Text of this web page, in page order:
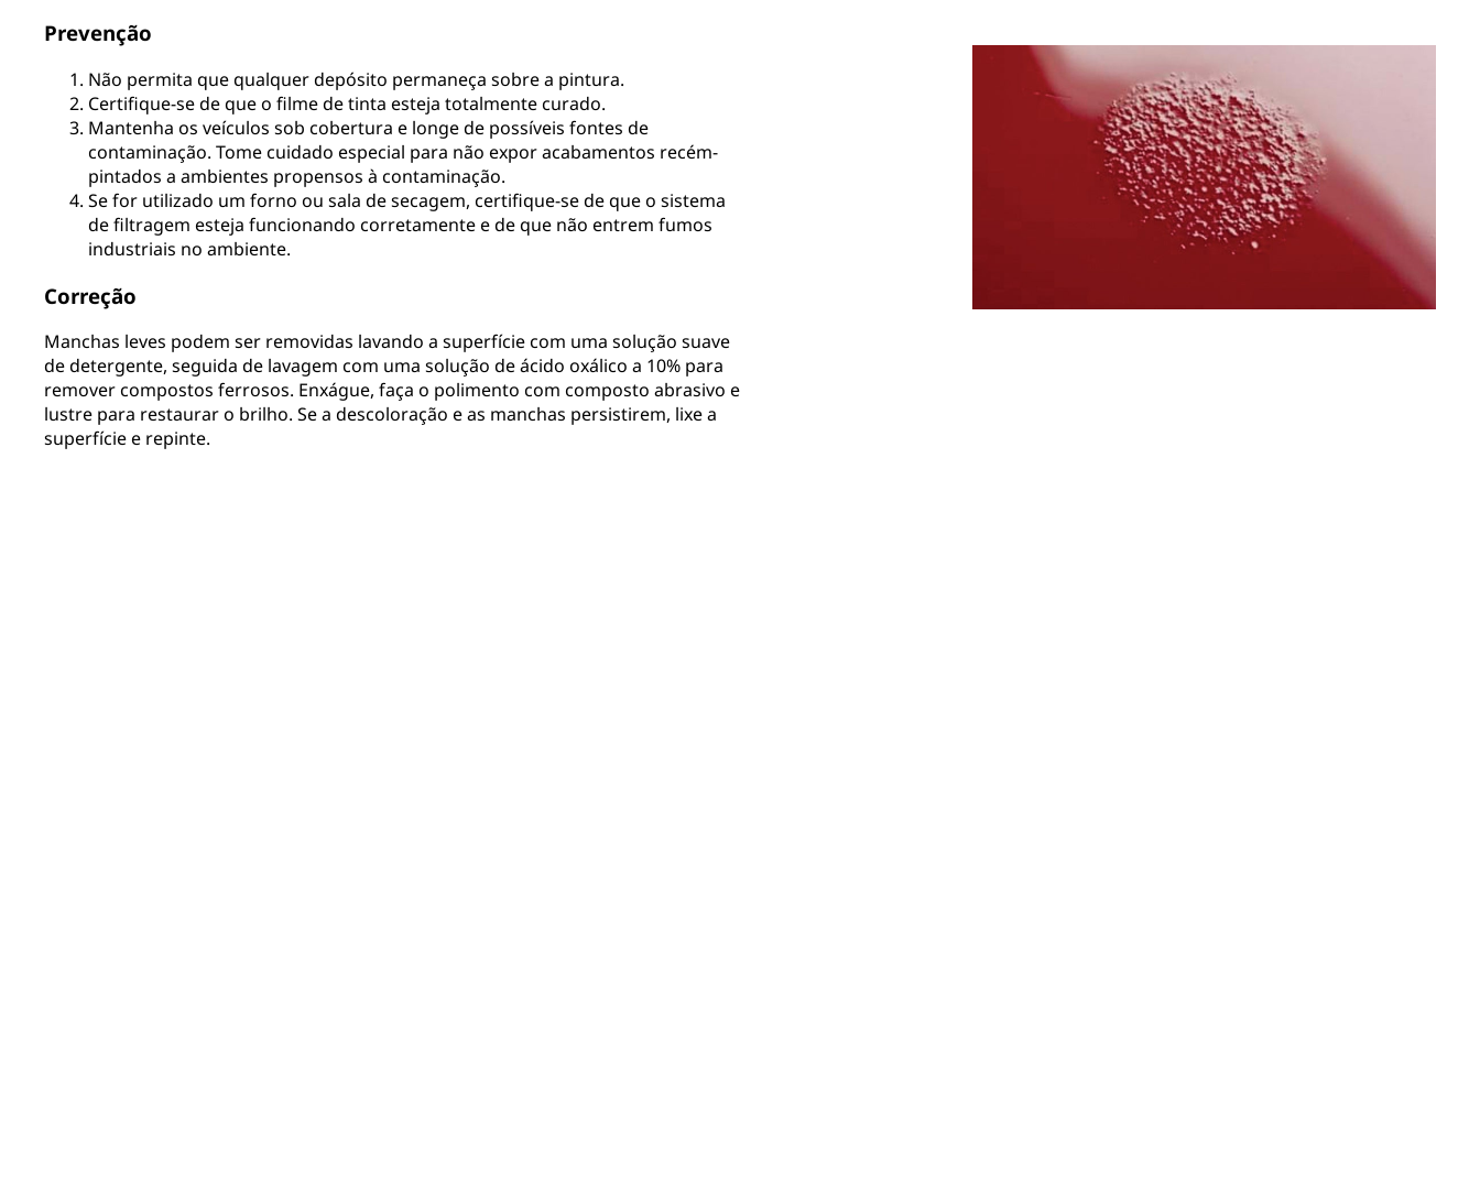
Prevenção
Não permita que qualquer depósito permaneça sobre a pintura.
Certifique-se de que o filme de tinta esteja totalmente curado.
Mantenha os veículos sob cobertura e longe de possíveis fontes de
contaminação. Tome cuidado especial para não expor acabamentos recém-
pintados a ambientes propensos à contaminação.
Se for utilizado um forno ou sala de secagem, certifique-se de que o sistema
de filtragem esteja funcionando corretamente e de que não entrem fumos
industriais no ambiente.
Correção
Manchas leves podem ser removidas lavando a superfície com uma solução suave
de detergente, seguida de lavagem com uma solução de ácido oxálico a 10% para
remover compostos ferrosos. Enxágue, faça o polimento com composto abrasivo e
lustre para restaurar o brilho. Se a descoloração e as manchas persistirem, lixe a
superfície e repinte.